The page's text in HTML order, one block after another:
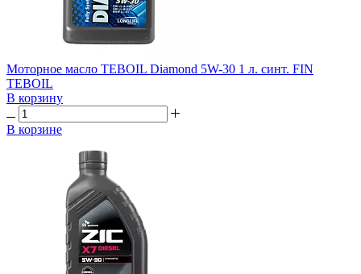
Моторное масло TEBOIL Diamond 5W-30 1 л. синт. FIN
TEBOIL
В корзину
В корзине